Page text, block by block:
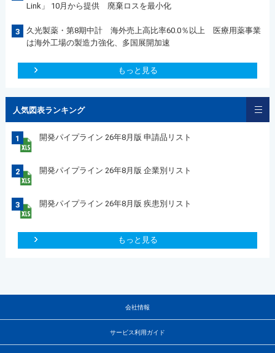
Link」 10月から提供 廃棄ロスを最小化
3
久光製薬・第8期中計 海外売上高比率60.0％以上 医療用薬事業
は海外工場の製造力強化、多国展開加速
もっと見る
人気図表ランキング
1 開発パイプライン 26年8月版 申請品リスト
2 開発パイプライン 26年8月版 企業別リスト
3 開発パイプライン 26年8月版 疾患別リスト
もっと見る
会社情報
サービス利用ガイド